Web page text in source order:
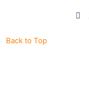
Back to Top